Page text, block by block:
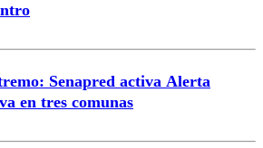
Senapred activa Alerta
en tres comunas